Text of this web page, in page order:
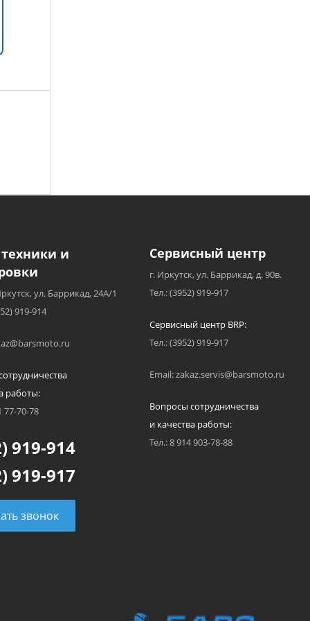
и
ул. Баррикад, 24А/1
919-914
работы:
77-70-78
919-914
919-917
звонок
Сервисный центр
г. Иркутск, ул. Баррикад, д. 90в.
Тел.: (3952) 919-917
Сервисный центр BRP:
Тел.: (3952) 919-917
Email: zakaz.servis@barsmoto.ru
Вопросы сотрудничества
и качества работы:
Тел.: 8 914 903-78-88